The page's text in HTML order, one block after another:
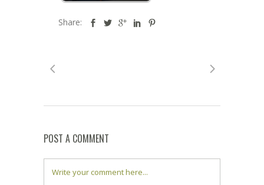
Share:
POST A COMMENT